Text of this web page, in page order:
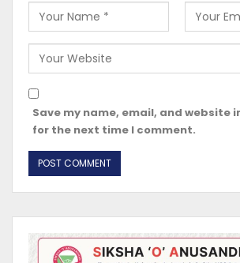
Save my name, email, and website
for the next time I comment.